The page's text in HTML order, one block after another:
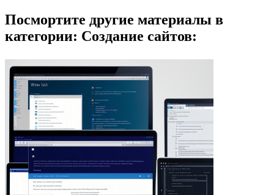
Посмортите другие материалы в
категории: Создание сайтов: